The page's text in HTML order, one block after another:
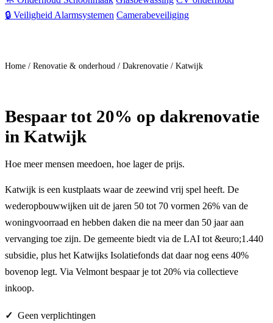
🔒 Veiligheid Alarmsystemen Camerabeveiliging
Home / Renovatie & onderhoud / Dakrenovatie / Katwijk
Bespaartot 20% op dakrenovatie
in Katwijk
Hoe meer mensen meedoen, hoe lager de prijs.
Katwijk is een kustplaats waar de zeewind vrij spel heeft. De
wederopbouwwijken uit de jaren 50 tot 70 vormen 26% van de
woningvoorraad en hebben daken die na meer dan 50 jaar aan
vervanging toe zijn. De gemeente biedt via de LAI tot &euro;1.440
subsidie, plus het Katwijks Isolatiefonds dat daar nog eens 40%
bovenop legt. Via Velmont bespaar je tot 20% via collectieve
inkoop.
Geen verplichtingen